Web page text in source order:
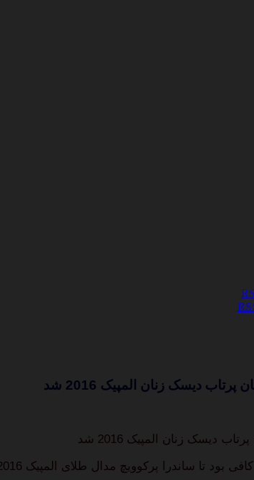
دیسک زنان المپیک 2016 شد
دیسک زنان المپیک 2016 شد
ساندرا پرکوویچ مدال طلای المپیک 2016 را از آن خود سازد.